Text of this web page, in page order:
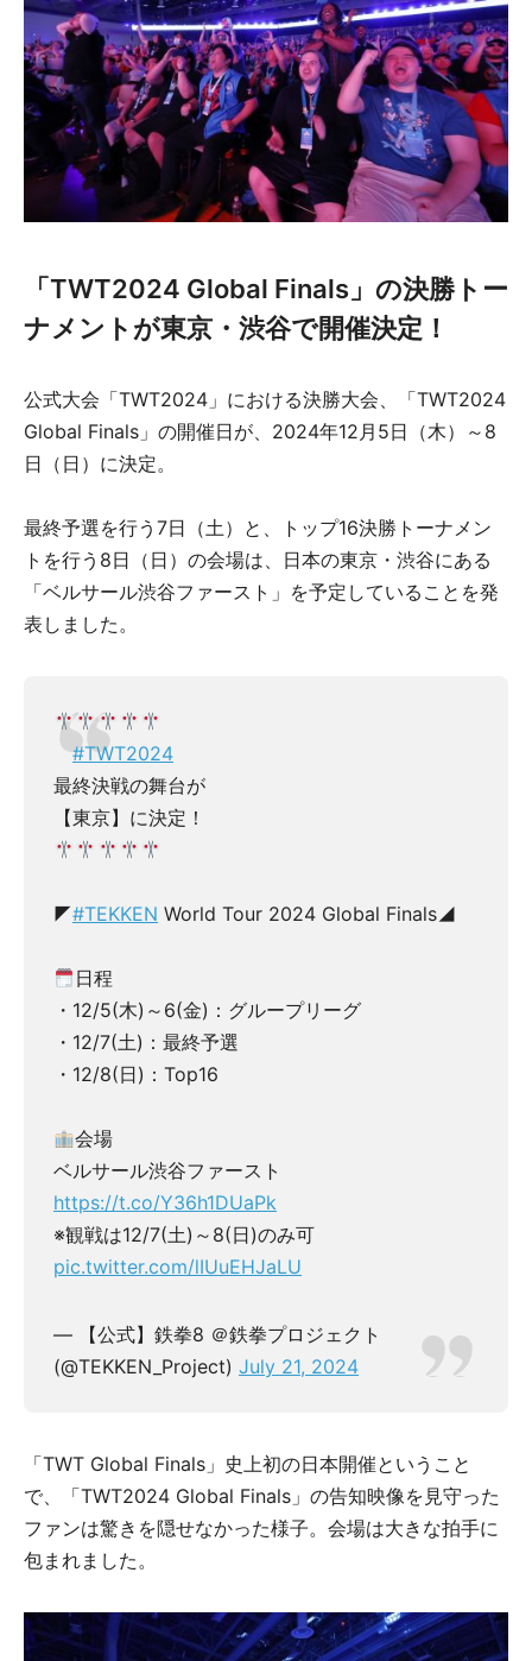
「TWT2024 Global Finals」の決勝トー
ナメントが東京・渋谷で開催決定！
公式大会「TWT2024」における決勝大会、「TWT2024
Global Finals」の開催日が、2024年12月5日（木）～8
日（日）に決定。
最終予選を行う7日（土）と、トップ16決勝トーナメン
トを行う8日（日）の会場は、日本の東京・渋谷にある
「ベルサール渋谷ファースト」を予定していることを発
表しました。
#TWT2024
最終決戦の舞台が
【東京】に決定！
◤#TEKKEN World Tour 2024 Global Finals◢
日程
・12/5(木)～6(金)：グループリーグ
・12/7(土)：最終予選
・12/8(日)：Top16
会場
ベルサール渋谷ファースト
https://t.co/Y36h1DUaPk
※観戦は12/7(土)～8(日)のみ可
pic.twitter.com/lIUuEHJaLU
— 【公式】鉄拳8 ＠鉄拳プロジェクト
(@TEKKEN_Project) July 21, 2024
「TWT Global Finals」史上初の日本開催ということ
で、「TWT2024 Global Finals」の告知映像を見守った
ファンは驚きを隠せなかった様子。会場は大きな拍手に
包まれました。